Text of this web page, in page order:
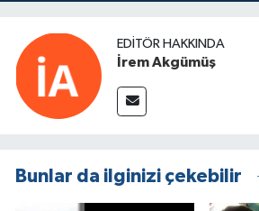
EDITÖR HAKKINDA
İrem Akgümüş
Bunlar da ilginizi çekebilir